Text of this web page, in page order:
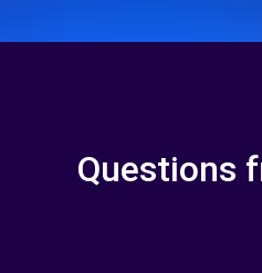
Questions